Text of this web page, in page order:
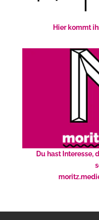
Hier kommt
Du hast Interesse,